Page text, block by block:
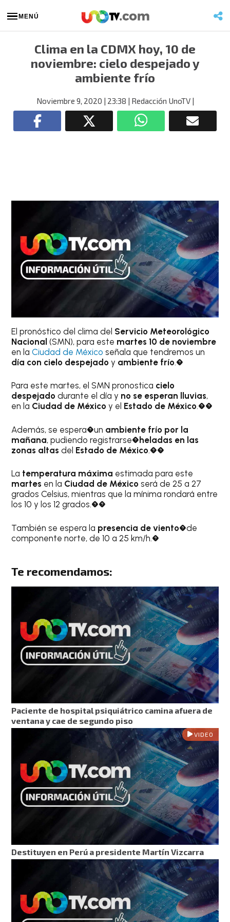
MENÚ
Clima en la CDMX hoy, 10 de
noviembre: cielo despejado y
ambiente frío
Noviembre 9, 2020 | 23:38 | Redacción UnoTV|
El pronóstico del clima del Servicio Meteorológico
Nacional (SMN), para este martes 10 de noviembre
en laCiudad de Méxicoseñala que tendremos un
día con cielo despejado y ambiente frío.�
Para este martes, el SMN pronostica cielo
despejado durante el día y no se esperan lluvias,
en la Ciudad de México y el Estado de México.��
Además, se espera�un ambiente frío por la
mañana, pudiendo registrarse�heladas en las
zonas altas del Estado de México.��
La temperatura máxima estimada para este
martes en la Ciudad de México será de 25 a 27
grados Celsius, mientras que la mínima rondará entre
los 10 y los 12 grados.��
También se espera la presencia de viento�de
componente norte, de 10 a 25 km/h.�
Te recomendamos:
Paciente de hospital psiquiátrico camina afuera de
ventana y cae de segundo piso
VIDEO
Destituyen en Perú a presidente Martín Vizcarra